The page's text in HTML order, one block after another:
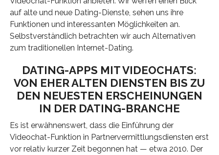
auf alte und neue Dating-Dienste, sehen uns ihre
Funktionen und interessanten Möglichkeiten an.
Selbstverständlich betrachten wir auch Alternativen
zum traditionellen Internet-Dating.
DATING-APPS MIT VIDEOCHATS:
VON EHER ALTEN DIENSTEN BIS ZU
DEN NEUESTEN ERSCHEINUNGEN
IN DER DATING-BRANCHE
Es ist erwähnenswert, dass die Einführung der
Videochat-Funktion in Partnervermittlungsdiensten erst
vor relativ kurzer Zeit begonnen hat — etwa 2010. Der